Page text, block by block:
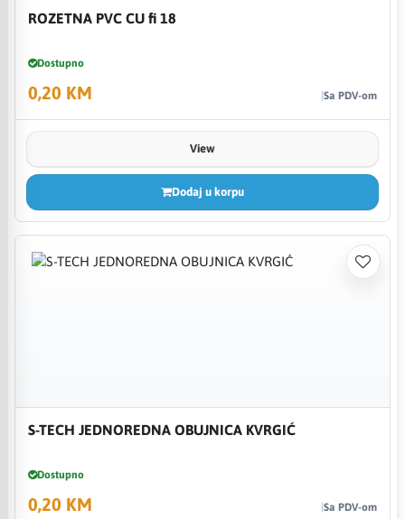
ROZETNA PVC CU fi 18
Dostupno
0,20 KM Sa PDV-om
View
Dodaj u korpu
S-TECH JEDNOREDNA OBUJNICA KVRGIĆ
Dostupno
0,20 KM Sa PDV-om